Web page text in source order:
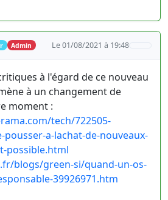
Admin Le 01/08/2021 à 19:48
à l'égard de ce nouveau
à un changement de
moment :
tech/722505-
a-lachat-de-nouveaux-
possible.html
blogs/green-si/quand-un-os-
39926971.htm